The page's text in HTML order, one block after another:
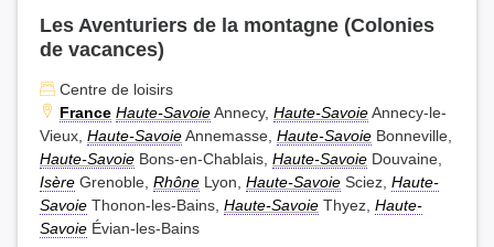
Les Aventuriers de la montagne (Colonies
de vacances)
Centre de loisirs
France Haute-SavoieAnnecy, Haute-SavoieAnnecy-le-
Vieux, Haute-SavoieAnnemasse, Haute-Savoie Bonneville,
Haute-Savoie Bons-en-Chablais, Haute-Savoie Douvaine,
Isère Grenoble, Rhône Lyon, Haute-Savoie Sciez, Haute-
Savoie Thonon-les-Bains, Haute-Savoie Thyez, Haute-
Savoie Évian-les-Bains